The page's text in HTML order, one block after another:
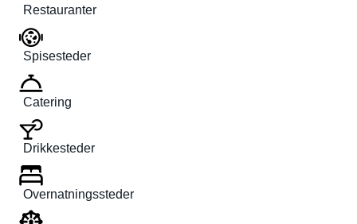
Restauranter
Spisesteder
Catering
Drikkesteder
Overnatningssteder